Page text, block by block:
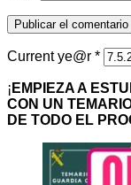
Current ye@r *
¡ EMPIEZA A
CON UN
DE TODO EL